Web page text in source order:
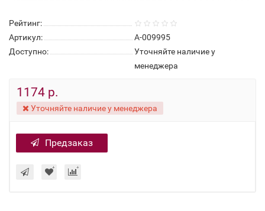
Рейтинг:
Артикул:
А-009995
Доступно:
Уточняйте наличие у
менеджера
1174 р.
Уточняйте наличие у менеджера
Предзаказ